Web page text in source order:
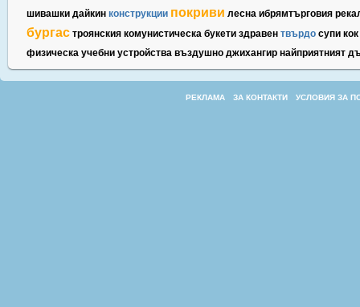
шивашки дайкин конструкции покриви лесна ибрямтърговия
бургас троянския комунистическа букети здравен твърдо супи кок
физическа учебни устройства въздушно джихангир найприятният
РЕКЛАМА ЗА КОНТАКТИ УСЛОВИЯ ЗА